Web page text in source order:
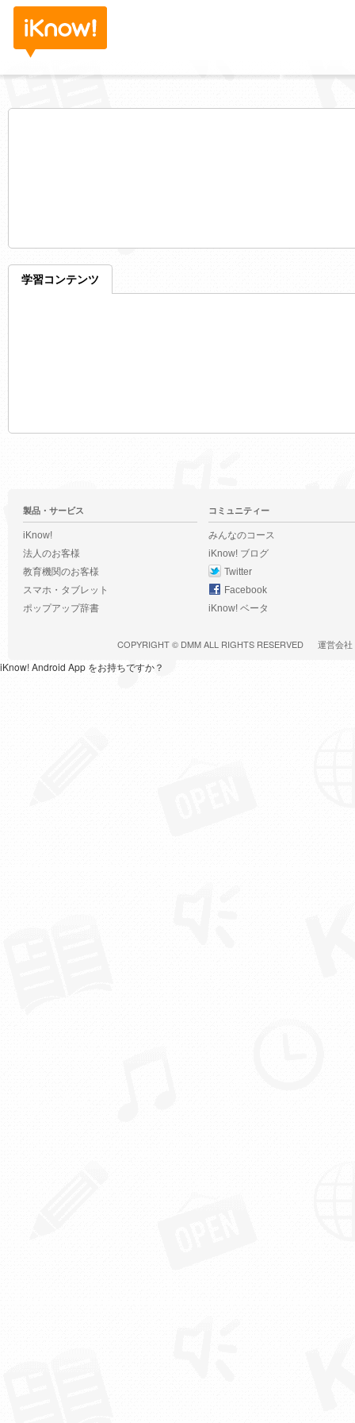
学習コンテンツ
製品・サービス
iKnow!
法人のお客様
教育機関のお客様
スマホ・タブレット
ポップアップ辞書
コミュニティー
みんなのコース
iKnow! ブログ
Twitter
Facebook
iKnow! ベータ
COPYRIGHT © DMMALL RIGHTS RESERVED 運営会社
iKnow! Android App をお持ちですか？